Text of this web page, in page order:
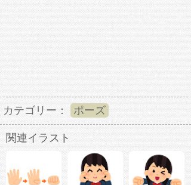
カテゴリー： ポーズ
関連イラスト